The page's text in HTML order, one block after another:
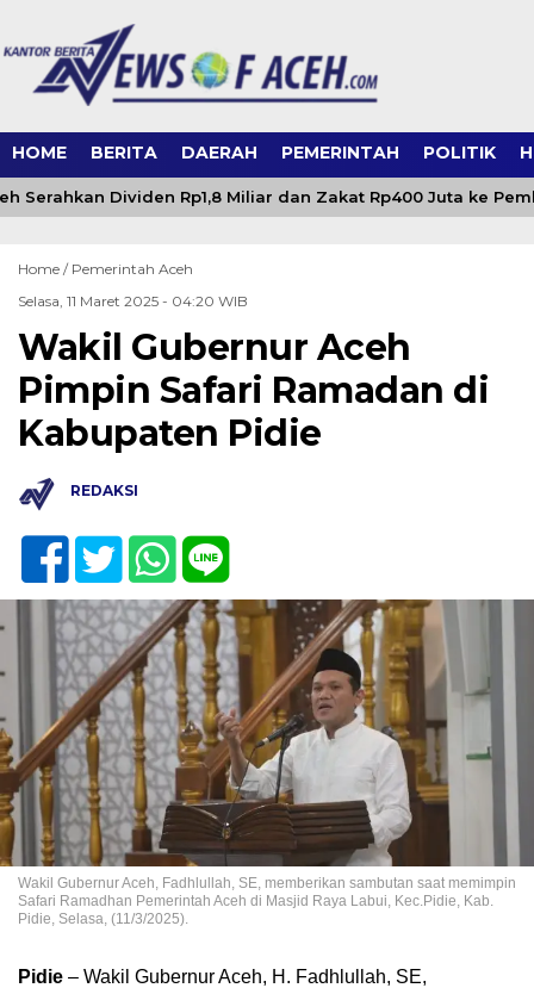
HOME BERITA DAERAH PEMERINTAH POLITIK
Serahkan Dividen Rp1,8 Miliar dan Zakat Rp400 Juta ke
Home / Pemerintah Aceh
Selasa, 11 Maret 2025 - 04:20 WIB
Wakil Gubernur Aceh
Pimpin Safari Ramadan di
Kabupaten Pidie
REDAKSI
Wakil Gubernur Aceh, Fadhlullah, SE, memberikan sambutan saat memimpin
Safari Ramadhan Pemerintah Aceh di Masjid Raya Labui, Kec.Pidie, Kab.
Pidie, Selasa, (11/3/2025).
Pidie – Wakil Gubernur Aceh, H. Fadhlullah, SE,